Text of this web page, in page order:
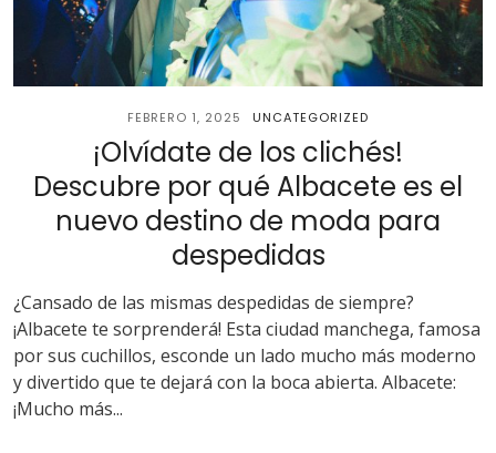
FEBRERO 1, 2025 UNCATEGORIZED
¡Olvídate de los clichés!
Descubre por qué Albacete es el
nuevo destino de moda para
despedidas
¿Cansado de las mismas despedidas de siempre?
¡Albacete te sorprenderá! Esta ciudad manchega, famosa
por sus cuchillos, esconde un lado mucho más moderno
y divertido que te dejará con la boca abierta. Albacete:
¡Mucho más...